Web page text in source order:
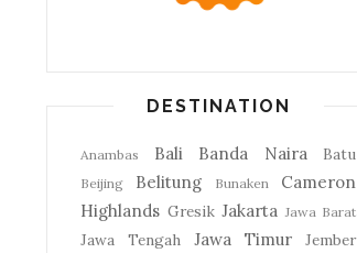
DESTINATION
Anambas Bali Banda Naira Batu
Beijing Belitung Bunaken
Cameron
Highlands Gresik Jakarta Jawa Barat
Jawa Tengah Jawa Timur Jember